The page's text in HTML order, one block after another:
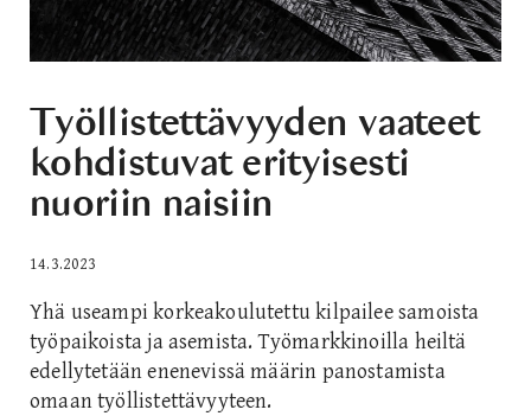
Työllistettävyyden vaateet
kohdistuvat erityisesti
nuoriin naisiin
14.3.2023
Yhä useampi korkeakoulutettu kilpailee samoista
työpaikoista ja asemista. Työmarkkinoilla heiltä
edellytetään enenevissä määrin panostamista
omaan työllistettävyyteen.